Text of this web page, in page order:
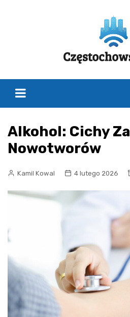
Alkohol: Cichy
Nowotworów
Kamil Kowal 4 lutego 2026